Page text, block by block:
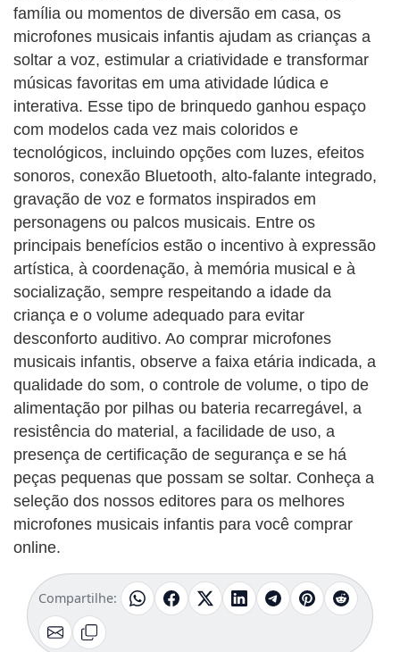
família ou momentos de diversão em casa, os
microfones musicais infantis ajudam as crianças a
soltar a voz, estimular a criatividade e transformar
músicas favoritas em uma atividade lúdica e
interativa. Esse tipo de brinquedo ganhou espaço
com modelos cada vez mais coloridos e
tecnológicos, incluindo opções com luzes, efeitos
sonoros, conexão Bluetooth, alto-falante integrado,
gravação de voz e formatos inspirados em
personagens ou palcos musicais. Entre os
principais benefícios estão o incentivo à expressão
artística, à coordenação, à memória musical e à
socialização, sempre respeitando a idade da
criança e o volume adequado para evitar
desconforto auditivo. Ao comprar microfones
musicais infantis, observe a faixa etária indicada, a
qualidade do som, o controle de volume, o tipo de
alimentação por pilhas ou bateria recarregável, a
resistência do material, a facilidade de uso, a
presença de certificação de segurança e se há
peças pequenas que possam se soltar. Conheça a
seleção dos nossos editores para os melhores
microfones musicais infantis para você comprar
online.
Compartilhe: